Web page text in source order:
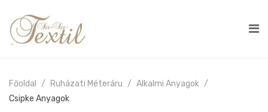
Főoldal Ruházati Méteráru
Alkalmi Anyagok
Csipke Anyagok